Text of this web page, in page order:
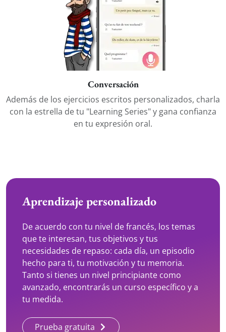
Conversación
Además de los ejercicios escritos personalizados, charla
con la estrella de tu "Learning Series" y gana confianza
en tu expresión oral.
Aprendizaje personalizado
De acuerdo con tu nivel de francés, los temas
que te interesan, tus objetivos y tus
necesidades de repaso: cada día, un episodio
hecho para ti, tu motivación y tu memoria.
Tanto si tienes un nivel principiante como
avanzado, encontrarás un curso específico y a
tu medida.
Prueba gratuita